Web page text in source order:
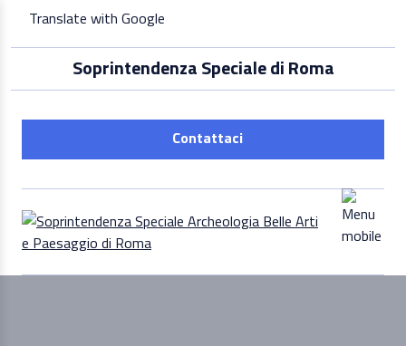
content
Translate with Google
Soprintendenza Speciale di Roma
Contattaci